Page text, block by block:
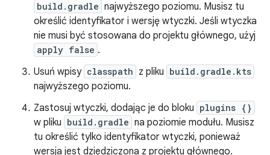
build.gradle najwyższego poziomu. Musisz tu
określić identyfikator i wersję wtyczki. Jeśli wtyczka
nie musi być stosowana do projektu głównego, użyj
apply false .
Usuń wpisy classpath z pliku build.gradle.kts
najwyższego poziomu.
Zastosuj wtyczki, dodając je do bloku plugins {}
w pliku build.gradle na poziomie modułu. Musisz
tu określić tylko identyfikator wtyczki, ponieważ
wersja jest dziedziczona z projektu głównego.